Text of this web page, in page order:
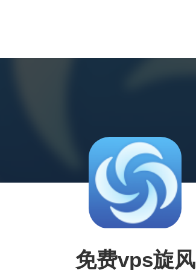
免费vps旋风